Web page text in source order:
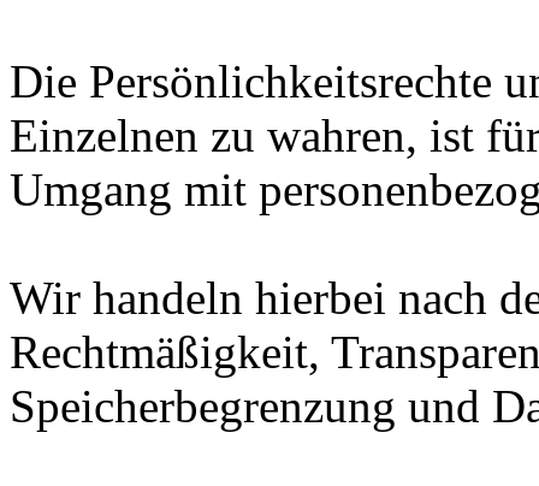
Die Persönlichkeitsrechte
Einzelnen zu wahren, ist
Umgang mit
Wir handeln hierbei nach
Rechtmäßigkeit,
Speicherbegrenzung und